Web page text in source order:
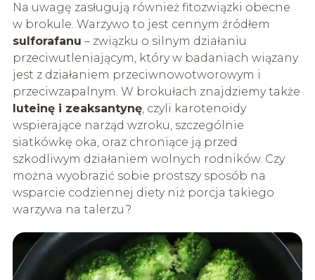
Na uwagę zasługują również fitozwiązki obecne
w brokule. Warzywo to jest cennym źródłem
sulforafanu – związku o silnym działaniu
przeciwutleniającym, który w badaniach wiązany
jest z działaniem przeciwnowotworowym i
przeciwzapalnym. W brokułach znajdziemy także
luteinę i zeaksantynę, czyli karotenoidy
wspierające narząd wzroku, szczególnie
siatkówkę oka, oraz chroniące ją przed
szkodliwym działaniem wolnych rodników. Czy
można wyobrazić sobie prostszy sposób na
wsparcie codziennej diety niż porcja takiego
warzywa na talerzu?